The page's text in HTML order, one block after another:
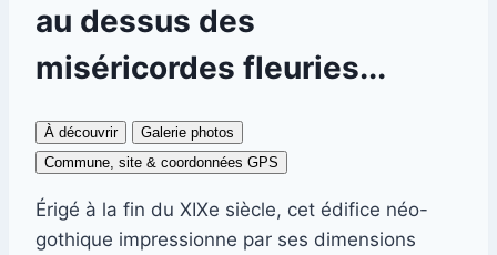
au dessus des
miséricordes fleuries...
À découvrir
Galerie photos
Commune, site & coordonnées GPS
Érigé à la fin du XIXe siècle, cet édifice néo-
gothique impressionne par ses dimensions